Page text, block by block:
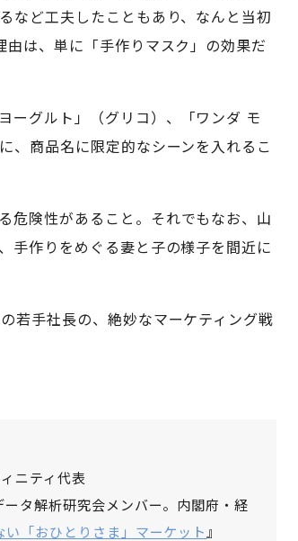
など工夫したこともあり、なんと当初
は、単に「手作りマスク」の効果だ
ーグルト」（グリコ）、「ワンダ モ
、商品名に限定的なシーンを入れるこ
危険性があること。それでもなお、山
手作りをめぐる妻と子の様子を間近に
若手社長の、絶妙なマーケティング戦
ニティ代表
タ解析研究会メンバー。内閣府・経
い「おひとりさま」マーケット 』